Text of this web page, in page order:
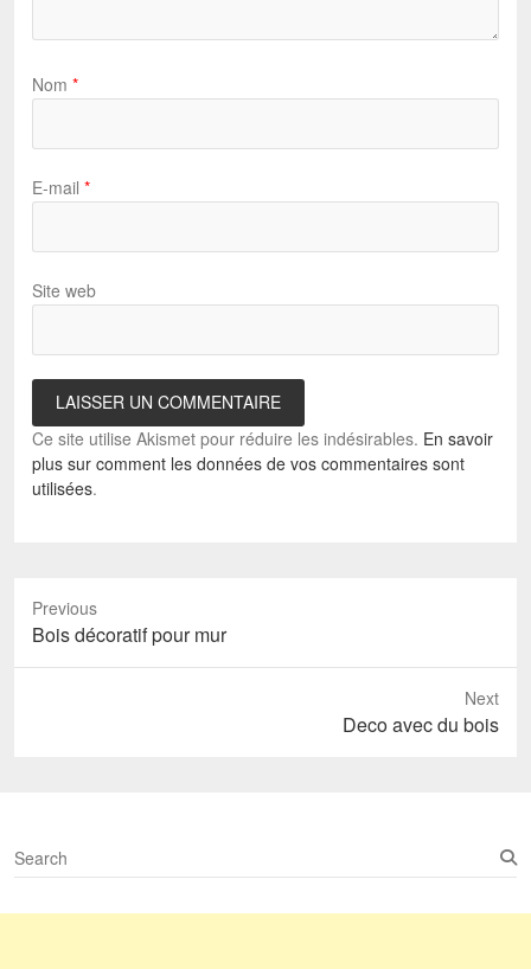
Nom *
E-mail *
Site web
Ce site utilise Akismet pour réduire les indésirables. En savoir
plus sur comment les données de vos commentaires sont
utilisées.
Previous
Previous
post:
Bois décoratif pour mur
Next
Deco avec du bois
S
e